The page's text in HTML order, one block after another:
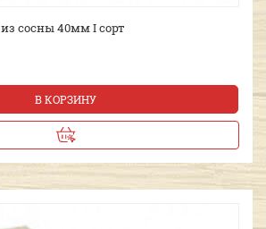
сосны 40мм I сорт
В КОРЗИНУ